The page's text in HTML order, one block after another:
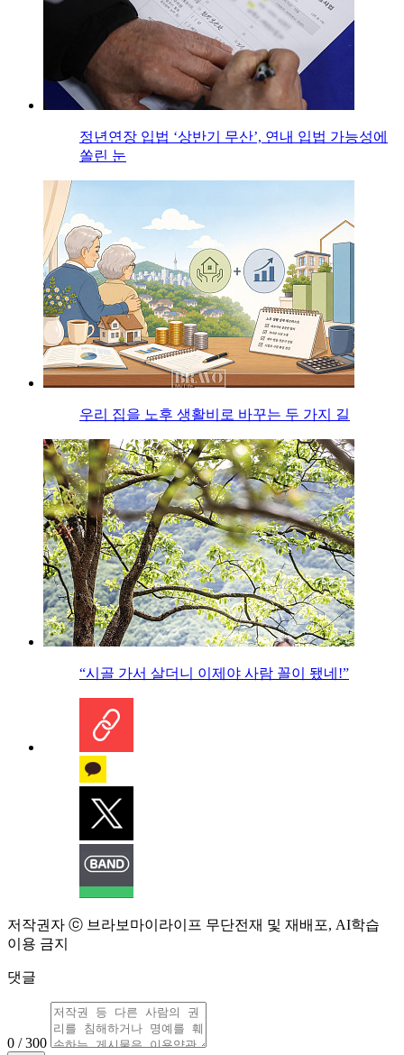
정년연장 입법 ‘상반기 무산’, 연내 입법 가능성에
쏠린 눈
우리 집을 노후 생활비로 바꾸는 두 가지 길
“시골 가서 살더니 이제야 사람 꼴이 됐네!”
저작권자 ⓒ 브라보마이라이프 무단전재 및 재배포, AI학습
이용 금지
댓글
0 / 300